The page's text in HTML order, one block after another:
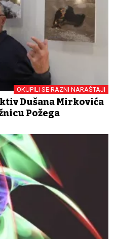
OKUPILI SE RAZNI NARAŠTAJI
Dušana Mirkovića
Požega